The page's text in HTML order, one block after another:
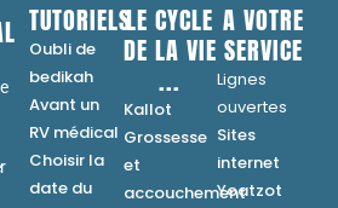
TUTORIELS
Oubli de
bedikah
Avant un
RV médical
Choisir la
date du
LE CYCLE
DE LA VIE
...
Kallot
Grossesse
et
accouchement
A VOTRE
SERVICE
Lignes
ouvertes
Sites
internet
Yoatzot